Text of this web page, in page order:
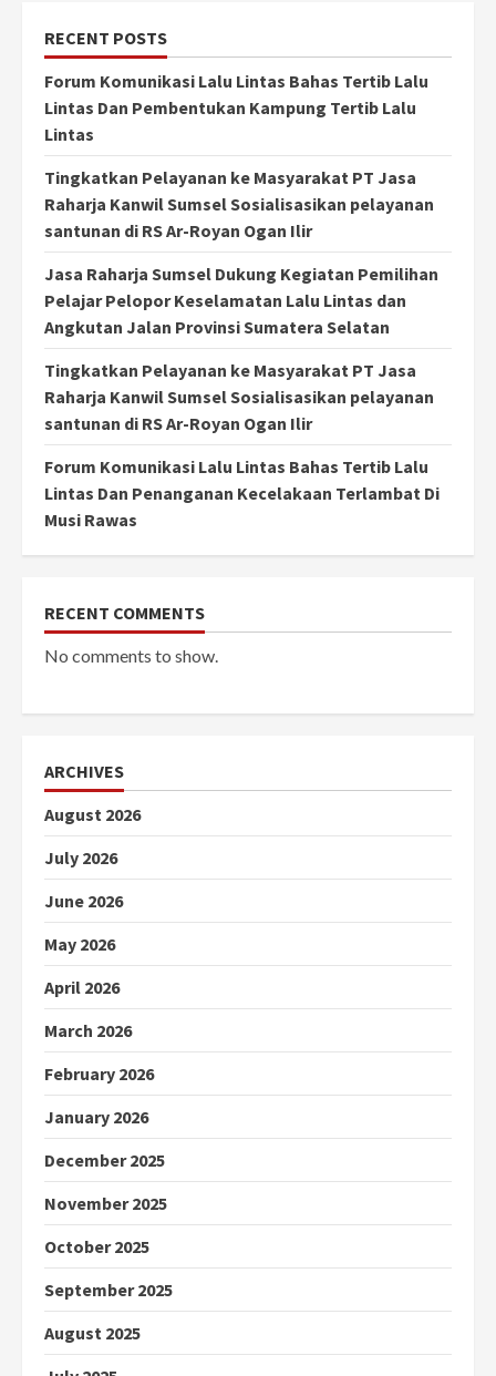
RECENT POSTS
Forum Komunikasi Lalu Lintas Bahas Tertib Lalu
Lintas Dan Pembentukan Kampung Tertib Lalu
Lintas
Tingkatkan Pelayanan ke Masyarakat PT Jasa
Raharja Kanwil Sumsel Sosialisasikan pelayanan
santunan di RS Ar-Royan Ogan Ilir
Jasa Raharja Sumsel Dukung Kegiatan Pemilihan
Pelajar Pelopor Keselamatan Lalu Lintas dan
Angkutan Jalan Provinsi Sumatera Selatan
Tingkatkan Pelayanan ke Masyarakat PT Jasa
Raharja Kanwil Sumsel Sosialisasikan pelayanan
santunan di RS Ar-Royan Ogan Ilir
Forum Komunikasi Lalu Lintas Bahas Tertib Lalu
Lintas Dan Penanganan Kecelakaan Terlambat Di
Musi Rawas
RECENT COMMENTS
No comments to show.
ARCHIVES
August 2026
July 2026
June 2026
May 2026
April 2026
March 2026
February 2026
January 2026
December 2025
November 2025
October 2025
September 2025
August 2025